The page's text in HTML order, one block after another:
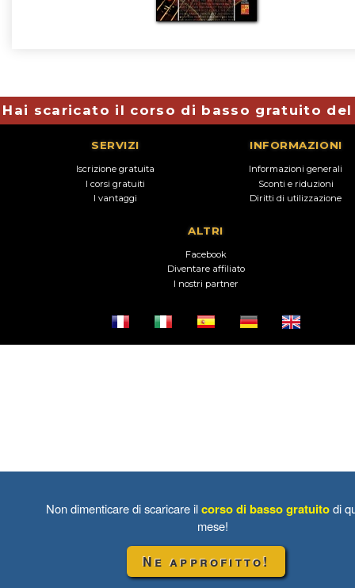
Hai scaricato il corso di basso gratuito del
SERVIZI
Iscrizione gratuita
I corsi gratuiti
I vantaggi
INFORMAZIONI
Informazioni generali
Sconti e riduzioni
Diritti di utilizzazione
ALTRI
Facebook
Diventare affiliato
I nostri partner
Non dimenticare di scaricare ilcorso di basso gratuitodi
mese!
Ne approfitto!